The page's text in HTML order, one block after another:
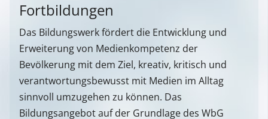
Fortbildungen
Das Bildungswerk fördert die Entwicklung und
Erweiterung von Medienkompetenz der
Bevölkerung mit dem Ziel, kreativ, kritisch und
verantwortungsbewusst mit Medien im Alltag
sinnvoll umzugehen zu können. Das
Bildungsangebot auf der Grundlage des WbG